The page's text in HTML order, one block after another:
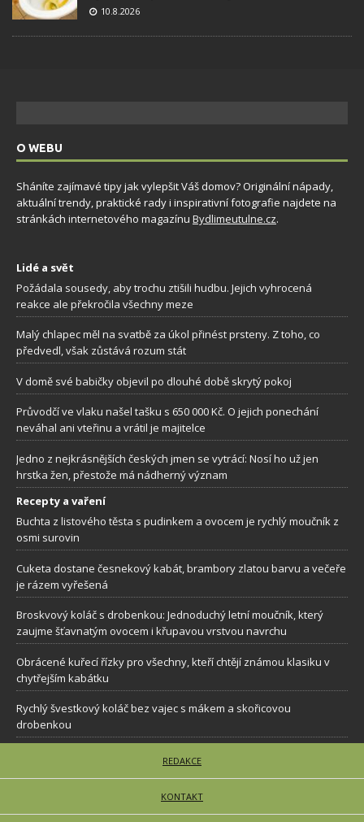
10.8.2026
O WEBU
Sháníte zajímavé tipy jak vylepšit Váš domov? Originální nápady,
aktuální trendy, praktické rady i inspirativní fotografie najdete na
stránkách internetového magazínu Bydlimeutulne.cz.
Lidé a svět
Požádala sousedy, aby trochu ztišili hudbu. Jejich vyhrocená
reakce ale překročila všechny meze
Malý chlapec měl na svatbě za úkol přinést prsteny. Z toho, co
předvedl, však zůstává rozum stát
V domě své babičky objevil po dlouhé době skrytý pokoj
Průvodčí ve vlaku našel tašku s 650 000 Kč. O jejich ponechání
neváhal ani vteřinu a vrátil je majitelce
Jedno z nejkrásnějších českých jmen se vytrácí: Nosí ho už jen
hrstka žen, přestože má nádherný význam
Recepty a vaření
Buchta z listového těsta s pudinkem a ovocem je rychlý moučník z
osmi surovin
Cuketa dostane česnekový kabát, brambory zlatou barvu a večeře
je rázem vyřešená
Broskvový koláč s drobenkou: Jednoduchý letní moučník, který
zaujme šťavnatým ovocem i křupavou vrstvou navrchu
Obrácené kuřecí řízky pro všechny, kteří chtějí známou klasiku v
chytřejším kabátku
Rychlý švestkový koláč bez vajec s mákem a skořicovou
drobenkou
REDAKCE
KONTAKT